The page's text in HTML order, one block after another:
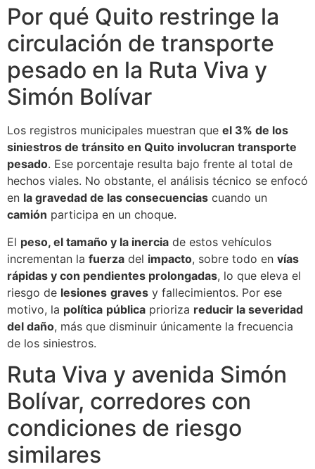
Por qué Quito restringe la
circulación de transporte
pesado en la Ruta Viva y
Simón Bolívar
Los registros municipales muestran que el 3% de los
siniestros de tránsito en Quito involucran transporte
pesado. Ese porcentaje resulta bajo frente al total de
hechos viales. No obstante, el análisis técnico se enfocó
en la gravedad de las consecuencias cuando un
camión participa en un choque.
El peso, el tamaño y la inercia de estos vehículos
incrementan la fuerza del impacto, sobre todo en vías
rápidas y con pendientes prolongadas, lo que eleva el
riesgo de lesiones graves y fallecimientos. Por ese
motivo, la política pública prioriza reducir la severidad
del daño, más que disminuir únicamente la frecuencia
de los siniestros.
Ruta Viva y avenida Simón
Bolívar, corredores con
condiciones de riesgo
similares